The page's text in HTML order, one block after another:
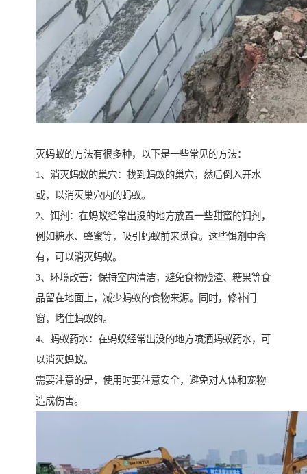
灭蚂蚁的方法有很多种，以下是一些常见的方法：
1、消灭蚂蚁的巢穴：找到蚂蚁的巢穴，然后倒入开水
或，以消灭巢穴内的蚂蚁。
2、饵剂：在蚂蚁经常出没的地方放置一些甜蜜的饵剂，
例如糖水、蜂蜜等，吸引蚂蚁前来觅食。这些饵剂中含
有，可以消灭蚂蚁。
3、环境改善：保持室内清洁，避免食物残渣、糖果等食
品留在地面上，减少蚂蚁的食物来源。同时，修补门
窗，堵住蚂蚁的。
4、蚂蚁药水：在蚂蚁经常出没的地方喷洒蚂蚁药水，可
以消灭蚂蚁。
需要注意的是，使用时要注意安全，避免对人体和宠物
造成伤害。